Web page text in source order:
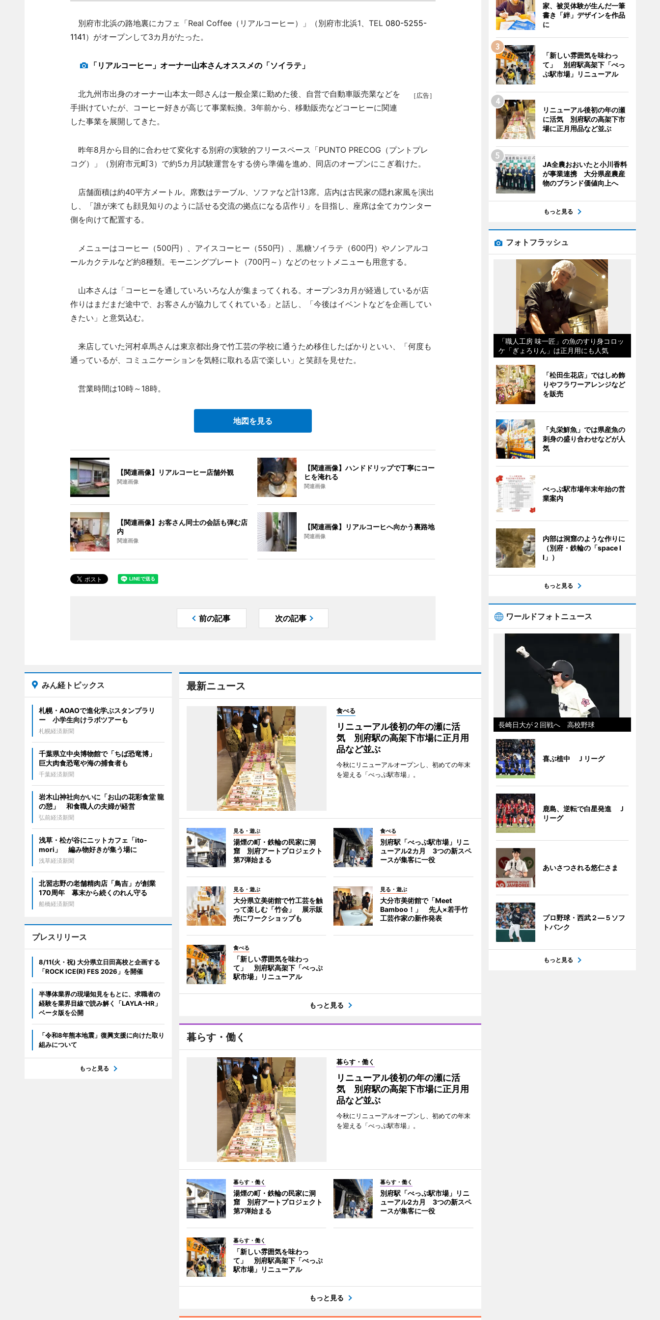
別府市北浜の路地裏にカフェ「Real Coffee（リアルコーヒー）」（別府市北浜1、TEL 080-5255-
1141）がオープンして3カ月がたった。
「リアルコーヒー」オーナー山本さんオススメの「ソイラテ」
［広告］
北九州市出身のオーナー山本太一郎さんは一般企業に勤めた後、自営で自動車販売業などを
手掛けていたが、コーヒー好きが高じて事業転換。3年前から、移動販売などコーヒーに関連
した事業を展開してきた。
昨年8月から目的に合わせて変化する別府の実験的フリースペース「PUNTO PRECOG（プントプレ
コグ）」（別府市元町3）で約5カ月試験運営をする傍ら準備を進め、同店のオープンにこぎ着けた。
店舗面積は約40平方メートル。席数はテーブル、ソファなど計13席。店内は古民家の隠れ家風を演出
し、「誰が来ても顔見知りのように話せる交流の拠点になる店作り」を目指し、座席は全てカウンター
側を向けて配置する。
メニューはコーヒー（500円）、アイスコーヒー（550円）、黒糖ソイラテ（600円）やノンアルコ
ールカクテルなど約8種類。モーニングプレート（700円～）などのセットメニューも用意する。
山本さんは「コーヒーを通していろいろな人が集まってくれる。オープン3カ月が経過しているが店
作りはまだまだ途中で、お客さんが協力してくれている」と話し、「今後はイベントなどを企画してい
きたい」と意気込む。
来店していた河村卓馬さんは東京都出身で竹工芸の学校に通うため移住したばかりといい、「何度も
通っているが、コミュニケーションを気軽に取れる店で楽しい」と笑顔を見せた。
営業時間は10時～18時。
地図を見る
【関連画像】リアルコーヒー店舗外観
関連画像
【関連画像】ハンドドリップで丁寧にコー
ヒを淹れる
関連画像
【関連画像】お客さん同士の会話も弾む店
内
関連画像
【関連画像】リアルコーヒへ向かう裏路地
関連画像
前の記事 次の記事
最新ニュース
食べる
リニューアル後初の年の瀬に活
気 別府駅の高架下市場に正月用
品など並ぶ
今秋にリニューアルオープンし、初めての年末
を迎える「べっぷ駅市場」。
見る・遊ぶ
湯煙の町・鉄輪の民家に洞
窟 別府アートプロジェクト
第7弾始まる
食べる
別府駅「べっぷ駅市場」リニ
ューアル2カ月 3つの新スペ
ースが集客に一役
見る・遊ぶ
大分県立美術館で竹工芸を触
って楽しむ「竹会」 展示販
売にワークショップも
見る・遊ぶ
大分市美術館で「Meet
Bamboo！」 先人×若手竹
工芸作家の新作発表
食べる
「新しい雰囲気を味わっ
て」 別府駅高架下「べっぷ
駅市場」リニューアル
もっと見る
暮らす・働く
暮らす・働く
リニューアル後初の年の瀬に活
気 別府駅の高架下市場に正月用
品など並ぶ
今秋にリニューアルオープンし、初めての年末
を迎える「べっぷ駅市場」。
暮らす・働く
湯煙の町・鉄輪の民家に洞
窟 別府アートプロジェクト
第7弾始まる
暮らす・働く
別府駅「べっぷ駅市場」リニ
ューアル2カ月 3つの新スペ
ースが集客に一役
暮らす・働く
「新しい雰囲気を味わっ
て」 別府駅高架下「べっぷ
駅市場」リニューアル
もっと見る
みん経トピックス
札幌・AOAOで進化学ぶスタンプラリ
ー 小学生向けラボツアーも
札幌経済新聞
千葉県立中央博物館で「ちば恐竜博」
巨大肉食恐竜や海の捕食者も
千葉経済新聞
岩木山神社向かいに「お山の花彩食堂 龍
の憩」 和食職人の夫婦が経営
弘前経済新聞
浅草・松が谷にニットカフェ「ito-
mori」 編み物好きが集う場に
浅草経済新聞
北習志野の老舗精肉店「鳥吉」が創業
170周年 幕末から続くのれん守る
船橋経済新聞
プレスリリース
8/11(火・祝) 大分県立日田高校と企画する
「ROCK ICE(R) FES 2026」を開催
半導体業界の現場知見をもとに、求職者の
経験を業界目線で読み解く「LAYLA-HR」
ベータ版を公開
「令和8年熊本地震」復興支援に向けた取り
組みについて
もっと見る
家、被災体験が生んだ一筆
書き「絆」デザインを作品
に
「新しい雰囲気を味わっ
て」 別府駅高架下「べっ
ぷ駅市場」リニューアル
リニューアル後初の年の瀬
に活気 別府駅の高架下市
場に正月用品など並ぶ
JA全農おおいたと小川香料
が事業連携 大分県産農産
物のブランド価値向上へ
もっと見る
フォトフラッシュ
「職人工房 味一匠」の魚のすり身コロッ
ケ「ぎょろりん」は正月用にも人気
「松田生花店」ではしめ飾
りやフラワーアレンジなど
を販売
「丸栄鮮魚」では県産魚の
刺身の盛り合わせなどが人
気
べっぷ駅市場年末年始の営
業案内
内部は洞窟のような作りに
（別府・鉄輪の「space I
I」）
もっと見る
ワールドフォトニュース
長崎日大が２回戦へ 高校野球
喜ぶ植中 Ｊリーグ
鹿島、逆転で白星発進 Ｊ
リーグ
あいさつされる悠仁さま
プロ野球・西武２―５ソフ
トバンク
もっと見る